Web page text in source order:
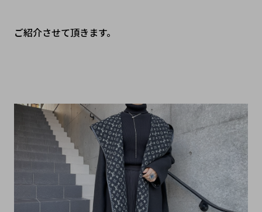
ご紹介させて頂きます。